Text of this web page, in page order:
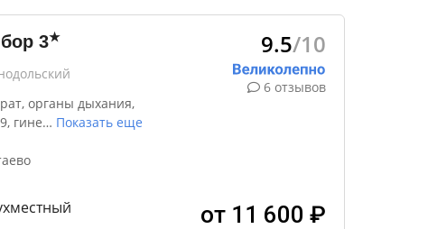
3★
органы дыхания,
гине… Показать еще
9.5/10
6 отзывов
от 11 600 ₽